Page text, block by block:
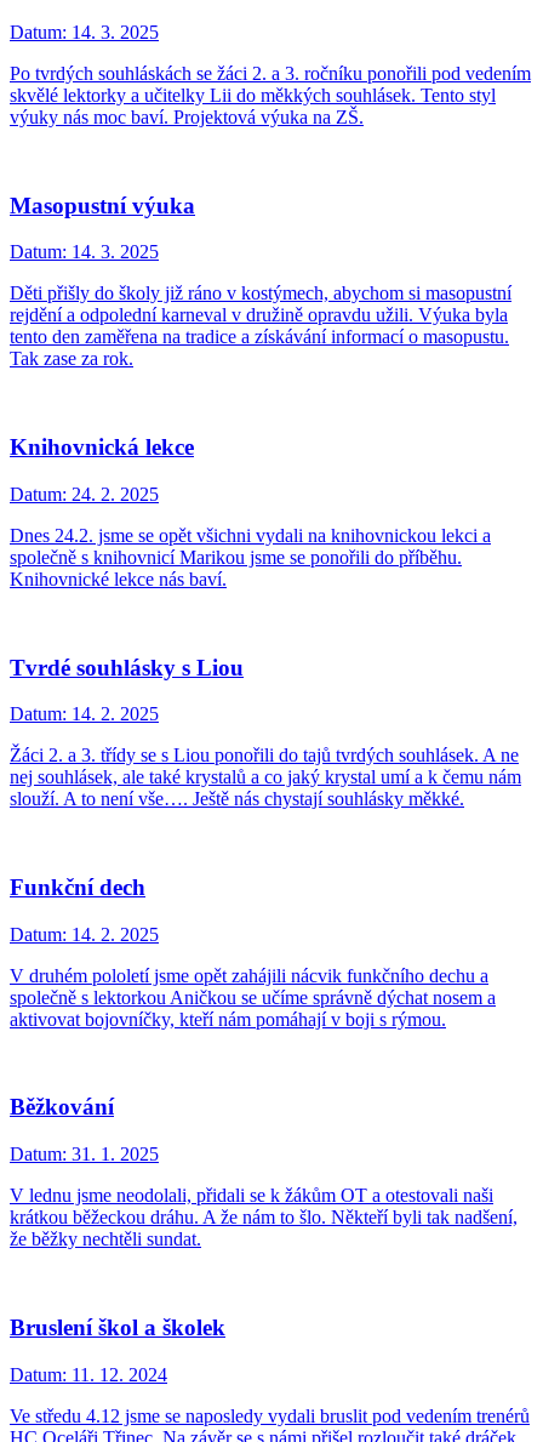
Datum: 14. 3. 2025
Po tvrdých souhláskách se žáci 2. a 3. ročníku ponořili pod vedením
skvělé lektorky a učitelky Lii do měkkých souhlásek. Tento styl
výuky nás moc baví. Projektová výuka na ZŠ.
Masopustní výuka
Datum: 14. 3. 2025
Děti přišly do školy již ráno v kostýmech, abychom si masopustní
rejdění a odpolední karneval v družině opravdu užili. Výuka byla
tento den zaměřena na tradice a získávání informací o masopustu.
Tak zase za rok.
Knihovnická lekce
Datum: 24. 2. 2025
Dnes 24.2. jsme se opět všichni vydali na knihovnickou lekci a
společně s knihovnicí Marikou jsme se ponořili do příběhu.
Knihovnické lekce nás baví.
Tvrdé souhlásky s Liou
Datum: 14. 2. 2025
Žáci 2. a 3. třídy se s Liou ponořili do tajů tvrdých souhlásek. A ne
nej souhlásek, ale také krystalů a co jaký krystal umí a k čemu nám
slouží. A to není vše…. Ještě nás chystají souhlásky měkké.
Funkční dech
Datum: 14. 2. 2025
V druhém pololetí jsme opět zahájili nácvik funkčního dechu a
společně s lektorkou Aničkou se učíme správně dýchat nosem a
aktivovat bojovníčky, kteří nám pomáhají v boji s rýmou.
Běžkování
Datum: 31. 1. 2025
V lednu jsme neodolali, přidali se k žákům OT a otestovali naši
krátkou běžeckou dráhu. A že nám to šlo. Někteří byli tak nadšení,
že běžky nechtěli sundat.
Bruslení škol a školek
Datum: 11. 12. 2024
Ve středu 4.12 jsme se naposledy vydali bruslit pod vedením trenérů
HC Oceláři Třinec. Na závěr se s námi přišel rozloučit také dráček